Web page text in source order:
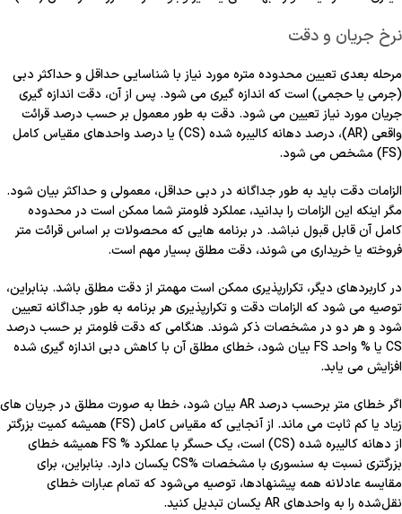
نرخ جریان و دقت
مرحله بعدی تعیین محدوده متره مورد نیاز با شناسایی حداقل و حداکثر دبی
(جرمی یا حجمی) است که اندازه گیری می شود. پس از آن، دقت اندازه گیری
جریان مورد نیاز تعیین می شود. دقت به طور معمول بر حسب درصد قرائت
واقعی (AR)، درصد دهانه کالیبره شده (CS) یا درصد واحدهای مقیاس کامل
(FS) مشخص می شود.
الزامات دقت باید به طور جداگانه در دبی حداقل، معمولی و حداکثر بیان شود.
مگر اینکه این الزامات را بدانید، عملکرد فلومتر شما ممکن است در محدوده
کامل آن قابل قبول نباشد. در برنامه هایی که محصولات بر اساس قرائت متر
فروخته یا خریداری می شوند، دقت مطلق بسیار مهم است.
در کاربردهای دیگر، تکرارپذیری ممکن است مهمتر از دقت مطلق باشد. بنابراین،
توصیه می شود که الزامات دقت و تکرارپذیری هر برنامه به طور جداگانه تعیین
شود و هر دو در مشخصات ذکر شوند. هنگامی که دقت فلومتر بر حسب درصد
CS یا % واحد FS بیان شود، خطای مطلق آن با کاهش دبی اندازه گیری شده
افزایش می یابد.
اگر خطای متر برحسب درصد AR بیان شود، خطا به صورت مطلق در جریان های
زیاد یا کم ثابت می ماند. از آنجایی که مقیاس کامل (FS) همیشه کمیت بزرگتر
از دهانه کالیبره شده (CS) است، یک حسگر با عملکرد % FS همیشه خطای
بزرگتری نسبت به سنسوری با مشخصات %CS یکسان دارد. بنابراین، برای
مقایسه عادلانه همه پیشنهادها، توصیه می‌شود که تمام عبارات خطای
نقل‌شده را به واحدهای AR یکسان تبدیل کنید.